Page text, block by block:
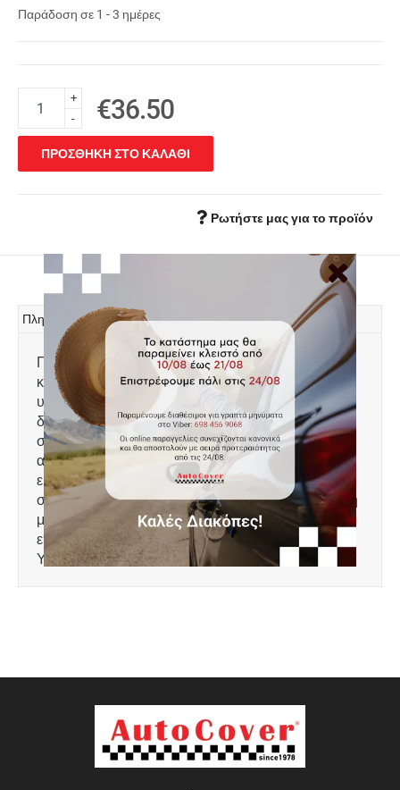
Παράδοση σε 1 - 3 ημέρες
+
-
€36.50
ΠΡΟΣΘΗΚΗ ΣΤΟ ΚΑΛΑΘΙ
Ρωτήστε μας για το προϊόν
Πληροφορίες
Πατάκι πορτ μπαγκάζ, τύπου σκαφάκι,
κατασκευασμένο από ελαφρύ, άοσμο πλαστικό
υψηλής αντοχής, 100% αδιάβροχο. Το χείλος που
διαθέτει 4-6 cm προστατεύει τον χώρο αποσκευών
συγκρατώντας λάδια, λάσπες, χώματα, νερά,
ακαθαρσίες κτλ και τον διατηρεί καθαρό. Πολύ
εύκολη τοποθέτηση. Πλένεται με νερό. Ειδικά
σχεδιασμένο για: Kia XCeed μοντέλο 2019+ εκδόση
με ρυθμιζόμενο χώρο αποσκευών στο υψηλό
επίπεδο (Upper). Διαστάσεις: 83 x 104/ 106 cm
Υλικό: Πολυαιθυλένιο